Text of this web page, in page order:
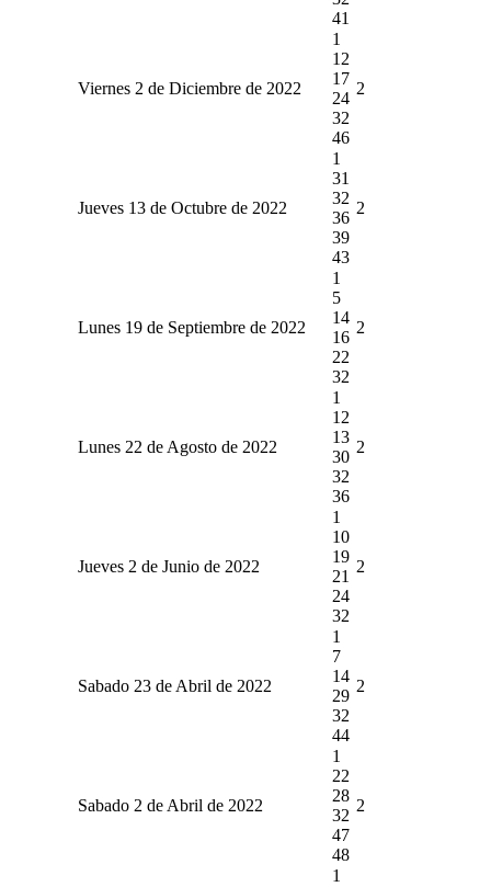
41
Viernes 2 de Diciembre de 2022
1
12
17
24
32
46
2
Jueves 13 de Octubre de 2022
1
31
32
36
39
43
2
Lunes 19 de Septiembre de 2022
1
5
14
16
22
32
2
Lunes 22 de Agosto de 2022
1
12
13
30
32
36
2
Jueves 2 de Junio de 2022
1
10
19
21
24
32
2
Sabado 23 de Abril de 2022
1
7
14
29
32
44
2
Sabado 2 de Abril de 2022
1
22
28
32
47
48
2
1